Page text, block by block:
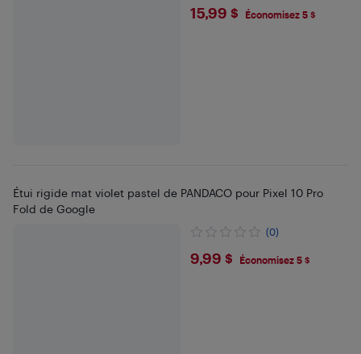
$15.99
15,99 $ Économisez 5 $
Étui rigide mat violet pastel de PANDACO pour Pixel 10 Pro
Fold de Google
(0)
$9.99
9,99 $ Économisez 5 $